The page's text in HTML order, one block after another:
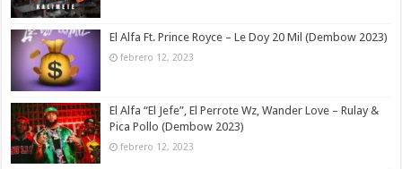
El Alfa Ft. Prince Royce – Le Doy 20 Mil (Dembow 2023)
febrero 12, 2023
El Alfa “El Jefe”, El Perrote Wz, Wander Love – Rulay &
Pica Pollo (Dembow 2023)
febrero 12, 2023